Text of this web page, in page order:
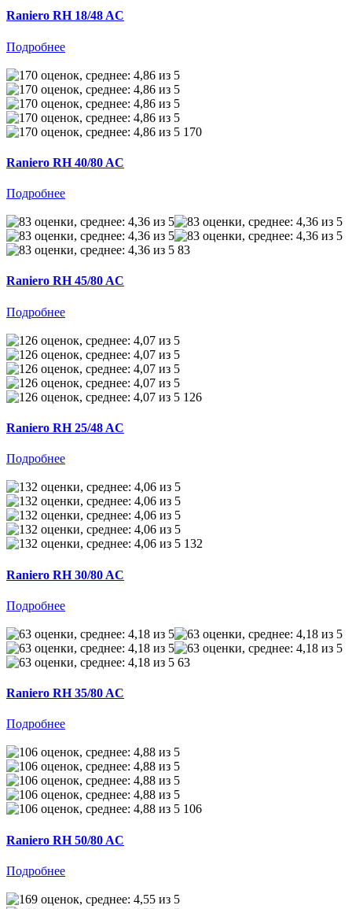
Raniero RH 18/48 AC
Подробнее
170
Raniero RH 40/80 AC
Подробнее
83
Raniero RH 45/80 AC
Подробнее
126
Raniero RH 25/48 AC
Подробнее
132
Raniero RH 30/80 AC
Подробнее
63
Raniero RH 35/80 AC
Подробнее
106
Raniero RH 50/80 AC
Подробнее